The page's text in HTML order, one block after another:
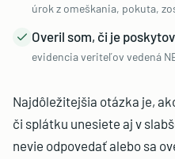
úrok z omeškania, pokuta,
Overil som, či je
evidencia veriteľov vedená
Najdôležitejšia otázka je,
či splátku unesiete aj v
nevie odpovedať alebo sa